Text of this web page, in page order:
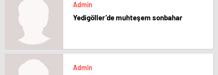
Admin
Yedigöller’de muhteşem sonbahar
Admin